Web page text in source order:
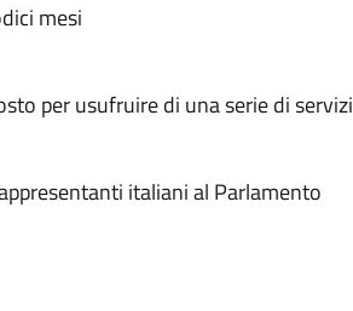
mesi
per usufruire di una serie di servizi
italiani al Parlamento